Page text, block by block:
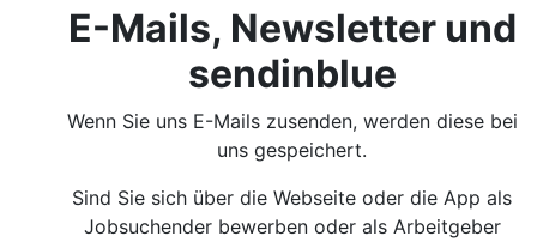
E-Mails, Newsletter und
sendinblue
Wenn Sie uns E-Mails zusenden, werden diese bei
uns gespeichert.
Sind Sie sich über die Webseite oder die App als
Jobsuchender bewerben oder als Arbeitgeber